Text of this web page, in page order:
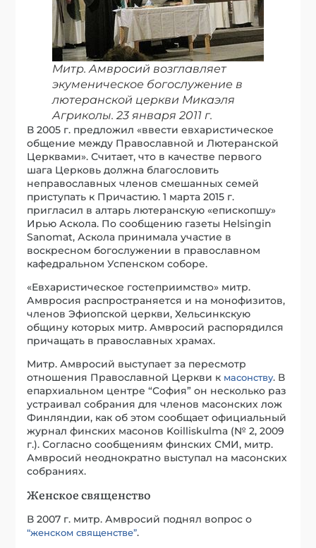
Митр. Амвросий возглавляет
экуменическое богослужение в
лютеранской церкви Микаэля
Агриколы. 23 января 2011 г.
В 2005 г. предложил «ввести евхаристическое
общение между Православной и Лютеранской
Церквами». Считает, что в качестве первого
шага Церковь должна благословить
неправославных членов смешанных семей
приступать к Причастию. 1 марта 2015 г.
пригласил в алтарь лютеранскую «епископшу»
Ирью Аскола. По сообщению газеты Helsingin
Sanomat, Аскола принимала участие в
воскресном богослужении в православном
кафедральном Успенском соборе.
«Евхаристическое гостеприимство» митр.
Амвросия распространяется и на монофизитов,
членов Эфиопской церкви, Хельсинкскую
общину которых митр. Амвросий распорядился
причащать в православных храмах.
Митр. Амвросий выступает за пересмотр
отношения Православной Церкви к масонству. В
епархиальном центре “София” он несколько раз
устраивал собрания для членов масонских лож
Финляндии, как об этом сообщает официальный
журнал финских масонов Koilliskulma (№ 2, 2009
г.). Согласно сообщениям финских СМИ, митр.
Амвросий неоднократно выступал на масонских
собраниях.
Женское священство
В 2007 г. митр. Амвросий поднял вопрос о
“женском священстве”.